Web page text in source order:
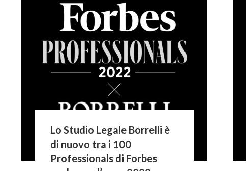
Lo Studio Legale Borrelli è
di nuovo tra i 100
Professionals di Forbes